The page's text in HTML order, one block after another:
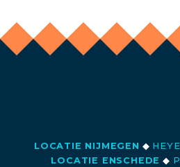
LOCATIE NIJMEGEN ◆
LOCATIE ENSCHEDE ◆